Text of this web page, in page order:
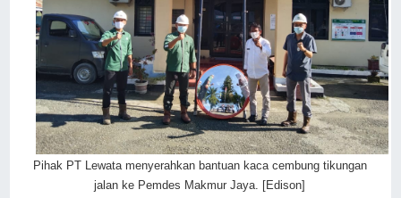
Pihak PT Lewata menyerahkan bantuan kaca cembung tikungan
jalan ke Pemdes Makmur Jaya. [Edison]